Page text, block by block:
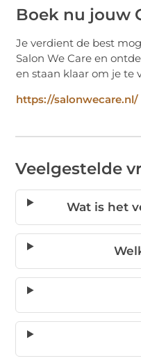
Boek nu jouw
Je verdient de best
Salon We Care en
en staan klaar om je te
https://salonwecare.nl/
Veelgestelde
Wat is het